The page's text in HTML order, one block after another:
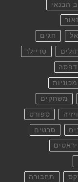
הבנאי
חגים
טריילר
מכוניות
משחקים
ספורט
סרטים
תחבורה